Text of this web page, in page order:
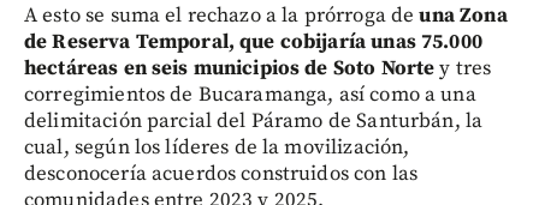
A esto se suma el rechazo a la prórroga de una Zona
de Reserva Temporal, que cobijaría unas 75.000
hectáreas en seis municipios de Soto Nortey tres
corregimientos de Bucaramanga, así como a una
delimitación parcial del Páramo de Santurbán, la
cual, según los líderes de la movilización,
desconocería acuerdos construidos con las